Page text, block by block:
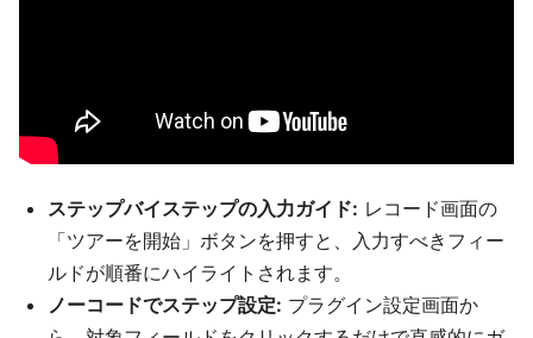
ステップバイステップの入力ガイド: レコード画面の
「ツアーを開始」ボタンを押すと、入力すべきフィー
ルドが順番にハイライトされます。
ノーコードでステップ設定: プラグイン設定画面か